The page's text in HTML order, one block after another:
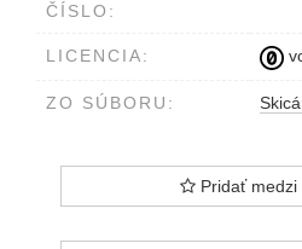
ČÍSLO:
LICENCIA:
ZO SÚBORU:
Pridať medzi